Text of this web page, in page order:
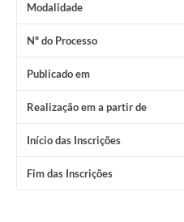
Modalidade
Nº do Processo
Publicado em
Realização em a partir de
Início das Inscrições
Fim das Inscrições